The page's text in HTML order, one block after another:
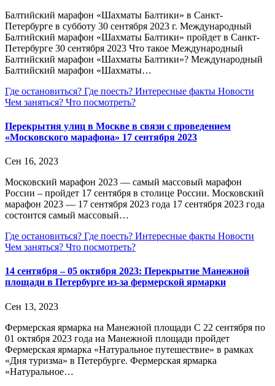
Балтийский марафон «Шахматы Балтики» в Санкт-
Петербурге в субботу 30 сентября 2023 г. Международный
Балтийский марафон «Шахматы Балтики» пройдет в Санкт-
Петербурге 30 сентября 2023 Что такое Международный
Балтийский марафон «Шахматы Балтики»? Международный
Балтийский марафон «Шахматы…
Где остановиться? Где поесть? Интересные факты Новости
Чем заняться? Что посмотреть?
Перекрытия улиц в Москве в связи с проведением
«Московского марафона» 17 сентября 2023
Сен 16, 2023
Московский марафон 2023 — самый массовый марафон
России – пройдет 17 сентября в столице России. Московский
марафон 2023 — 17 сентября 2023 года 17 сентября 2023 года
состоится самый массовый…
Где остановиться? Где поесть? Интересные факты Новости
Чем заняться? Что посмотреть?
14 сентября – 05 октября 2023: Перекрытие Манежной
площади в Петербурге из-за фермерской ярмарки
Сен 13, 2023
Фермерская ярмарка на Манежной площади С 22 сентября по
01 октября 2023 года на Манежной площади пройдет
Фермерская ярмарка «Натуральное путешествие» в рамках
«Дня туризма» в Петербурге. Фермерская ярмарка
«Натуральное…